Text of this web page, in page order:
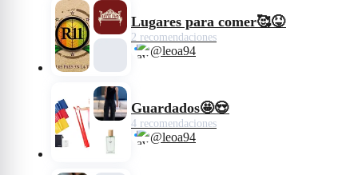
Lugares para comer🥰😝
2 recomendaciones
@leoa94
Guardados🤩😍
4 recomendaciones
@leoa94